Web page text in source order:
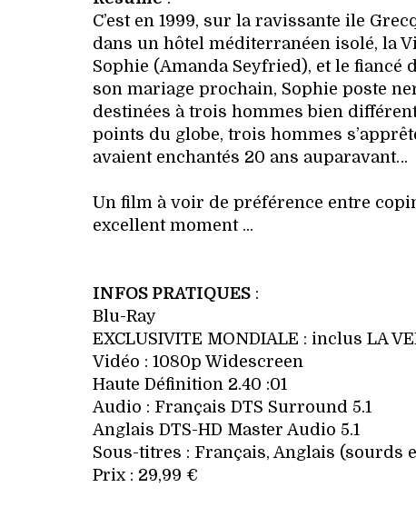
C’est en 1999, sur la ravissante ile
dans un hôtel méditerranéen isolé, la
Sophie (Amanda Seyfried), et le fiancé
son mariage prochain, Sophie poste
destinées à trois hommes bien
points du globe, trois hommes
avaient enchantés 20 ans auparavant…
Un film à voir de préférence entre
excellent moment ...
INFOS PRATIQUES :
Blu-Ray
EXCLUSIVITE MONDIALE : inclus LA
Vidéo : 1080p Widescreen
Haute Définition 2.40 :01
Audio : Français DTS Surround 5.1
Anglais DTS-HD Master Audio 5.1
Sous-titres : Français, Anglais (sourds
Prix : 29,99 €